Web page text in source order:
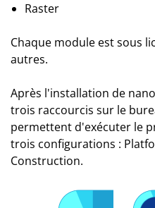
Raster
Chaque module est sous
autres.
Après l'installation de
trois raccourcis sur le
permettent d'exécuter le
trois configurations :
Construction.